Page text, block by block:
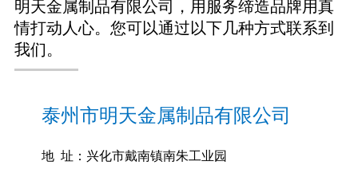
明天金属制品有限公司，用服务缔造品牌用真
情打动人心。您可以通过以下几种方式联系到
我们。
泰州市明天金属制品有限公司
地 址：兴化市戴南镇南朱工业园